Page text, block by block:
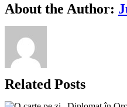
Facebook
X
Bluesky
Reddit
LinkedIn
WhatsApp
Telegram
Tumblr
Xing
Email
Copy
Link
About the Author:
Related Posts